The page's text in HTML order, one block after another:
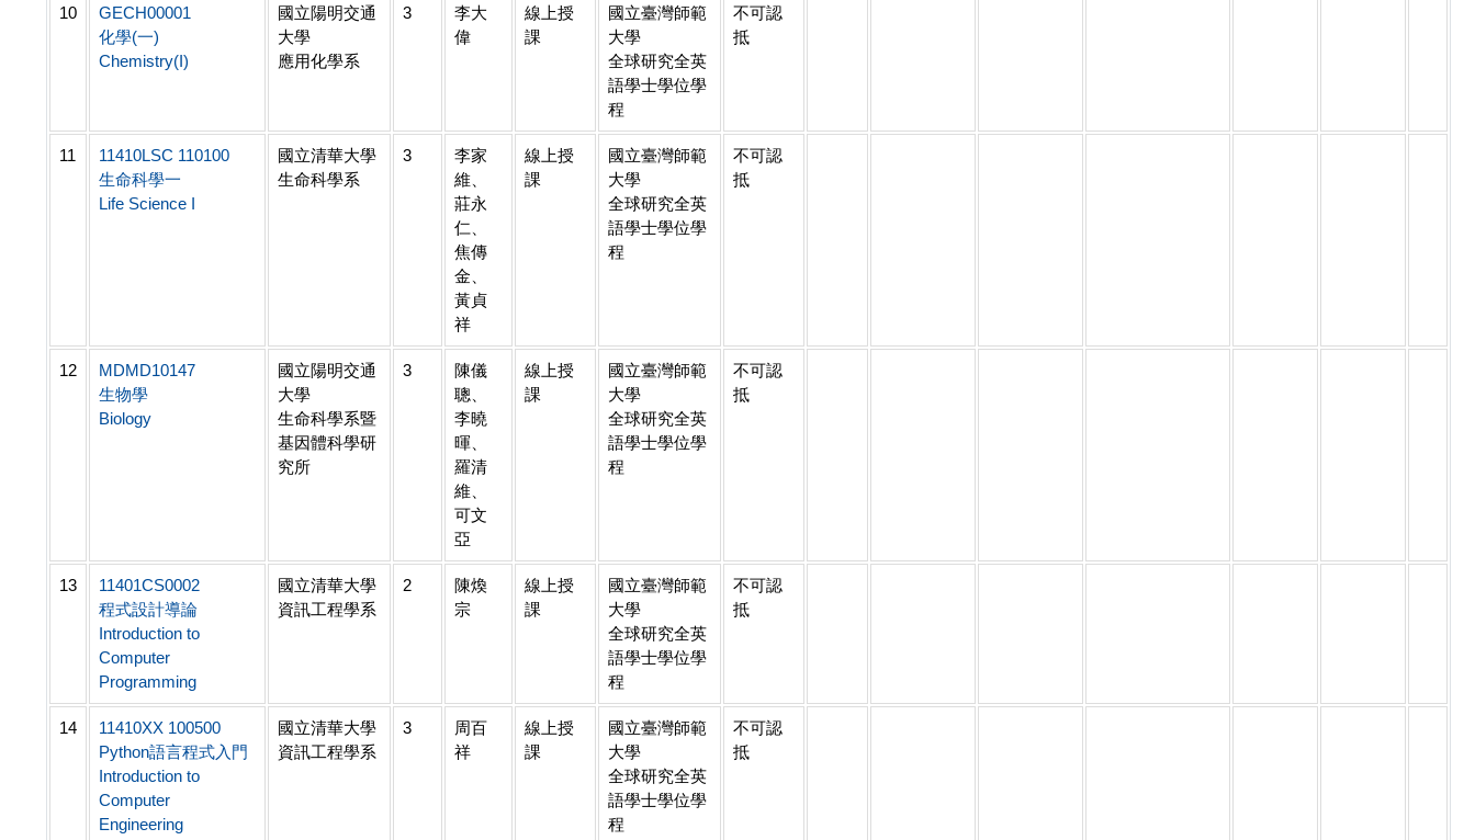
10
GECH00001
化學(一)
Chemistry(I)
國立陽明交通
大學
應用化學系
3
李大
偉
線上授
課
國立臺灣師範
大學
全球研究全英
語學士學位學
程
不可認
抵
11
11410LSC 110100
生命科學一
Life Science I
國立清華大學
生命科學系
3
李家
維、
莊永
仁、
焦傳
金、
黃貞
祥
線上授
課
國立臺灣師範
大學
全球研究全英
語學士學位學
程
不可認
抵
12
MDMD10147
生物學
Biology
國立陽明交通
大學
生命科學系暨
基因體科學研
究所
3
陳儀
聰、
李曉
暉、
羅清
維、
可文
亞
線上授
課
國立臺灣師範
大學
全球研究全英
語學士學位學
程
不可認
抵
13
11401CS0002
程式設計導論
Introduction to
Computer
Programming
國立清華大學
資訊工程學系
2
陳煥
宗
線上授
課
國立臺灣師範
大學
全球研究全英
語學士學位學
程
不可認
抵
14
11410XX 100500
Python語言程式入門
Introduction to
Computer
Engineering
國立清華大學
資訊工程學系
3
周百
祥
線上授
課
國立臺灣師範
大學
全球研究全英
語學士學位學
程
不可認
抵